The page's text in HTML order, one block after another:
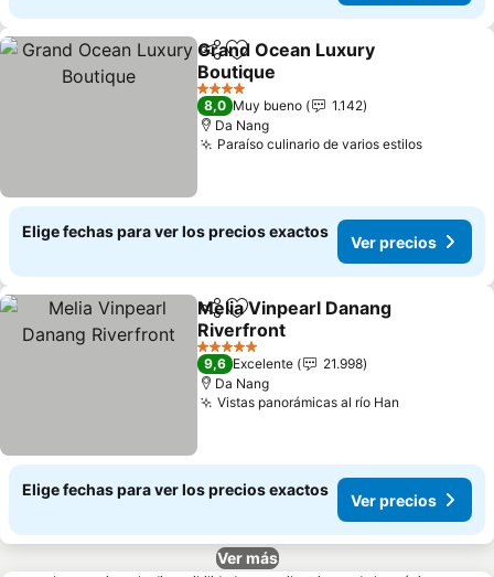
CompartirAgregar a favoritos
Grand Ocean Luxury
Boutique
Ver precios
4 Estrellas
8,0 Muy bueno
1.142
Da Nang
Paraíso culinario de varios estilosVer
Elige fechas para ver los precios exactos
Ver precios
CompartirAgregar a favoritos
Melia Vinpearl Danang
Riverfront
Ver precios
5 Estrellas
9,6 Excelente
21.998
Da Nang
Vistas panorámicas al río Han
Elige fechas para ver los precios exactos
Ver precios
Ver más